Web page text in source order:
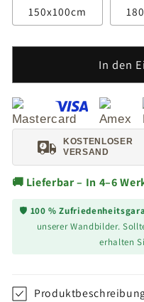
150x100cm
In den
KOSTENLOSER
VERSAND
🚚 Lieferbar – In 4–6
🛡️ 100 %
unserer Wandbilder.
erhalten